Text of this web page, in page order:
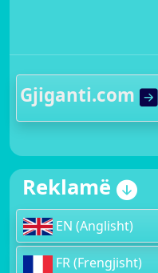
Gjiganti.com
Reklamë
EN (Anglisht)
FR (Frengjisht)